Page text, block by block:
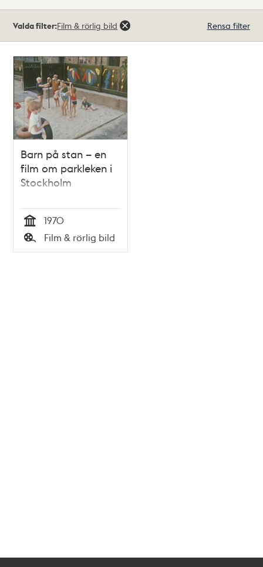
träffar
Valda filter:Film & rörlig bild Rensa filter
Barn på stan – en
film om parkleken i
Stockholm
Tid
1970
Typ
Film & rörlig bild